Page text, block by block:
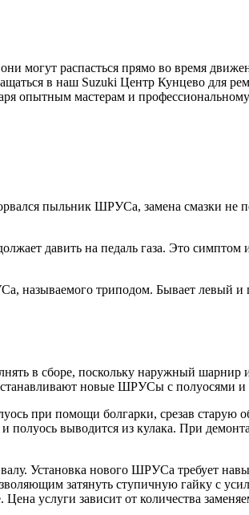
могут распасться прямо во время
в наш Suzuki Центр Кунцево для
опытным мастерам и
пыльник ШРУСа, замена смазки не
давить на педаль газа. Это
называемого триподом. Бывает левый
в сборе, поскольку наружный шарнир
новые ШРУСы с полуосями
при помощи болгарки, срезав
полуось выводится из кулака. При
Установка нового ШРУСа требует
затянуть ступичную гайку с
Цена услуги зависит от количества